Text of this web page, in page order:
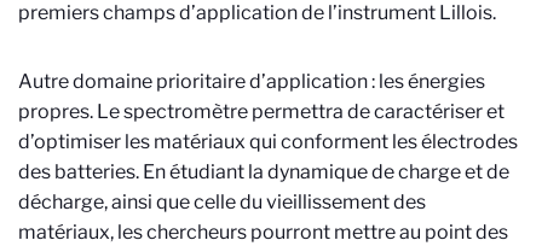
premiers champs d’application de l’instrument Lillois.
Autre domaine prioritaire d’application : les énergies
propres. Le spectromètre permettra de caractériser et
d’optimiser les matériaux qui conforment les électrodes
des batteries. En étudiant la dynamique de charge et de
décharge, ainsi que celle du vieillissement des
matériaux, les chercheurs pourront mettre au point des